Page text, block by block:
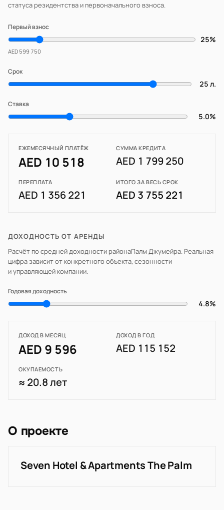
статуса резидентства и первоначального взноса.
Первый взнос
25%
AED 599 750
Срок
25 л.
Ставка
5.0%
ЕЖЕМЕСЯЧНЫЙ ПЛАТЁЖ
AED 10 518
СУММА КРЕДИТА
AED 1 799 250
ПЕРЕПЛАТА
AED 1 356 221
ИТОГО ЗА ВЕСЬ СРОК
AED 3 755 221
ДОХОДНОСТЬ ОТ АРЕНДЫ
Расчёт по средней доходности районаПалм Джумейра. Реальная
цифра зависит от конкретного объекта, сезонности
и управляющей компании.
Годовая доходность
4.8%
ДОХОД В МЕСЯЦ
AED 9 596
ДОХОД В ГОД
AED 115 152
ОКУПАЕМОСТЬ
≈ 20.8 лет
О проекте
Seven Hotel & Apartments The Palm